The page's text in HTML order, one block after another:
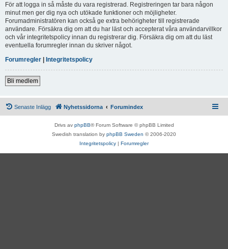
För att logga in så måste du vara registrerad. Registreringen tar bara någon
minut men ger dig nya och utökade funktioner och möjligheter.
Forumadministratören kan också ge extra behörigheter till registrerade
användare. Försäkra dig om att du har läst och accepterat våra användarvillkor
och vår integritetspolicy innan du registrerar dig. Försäkra dig om att du läst
eventuella forumregler innan du skriver något.
Forumregler | Integritetspolicy
Bli medlem
Senaste Inlägg Nyhetssidorna Forumindex
Drivs av phpBB® Forum Software © phpBB Limited
Swedish translation by phpBB Sweden © 2006-2020
Integritetspolicy | Forumregler